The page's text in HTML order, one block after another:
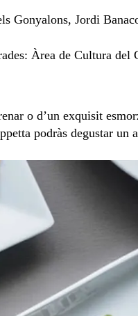
Gonyalons, Jordi
Àrea de Cultura
o d’un exquisit
podràs degustar